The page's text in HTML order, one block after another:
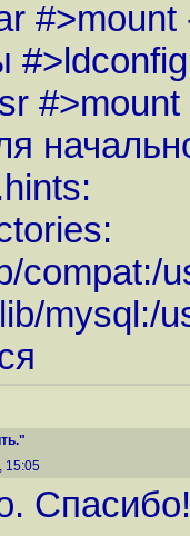
#>mount
#>mount
compat:/
mysql:/
15:05
Спасибо!